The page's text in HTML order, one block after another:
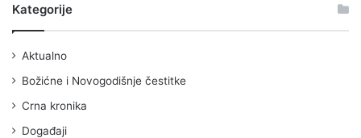
Kategorije
Aktualno
Božićne i Novogodišnje čestitke
Crna kronika
Događaji